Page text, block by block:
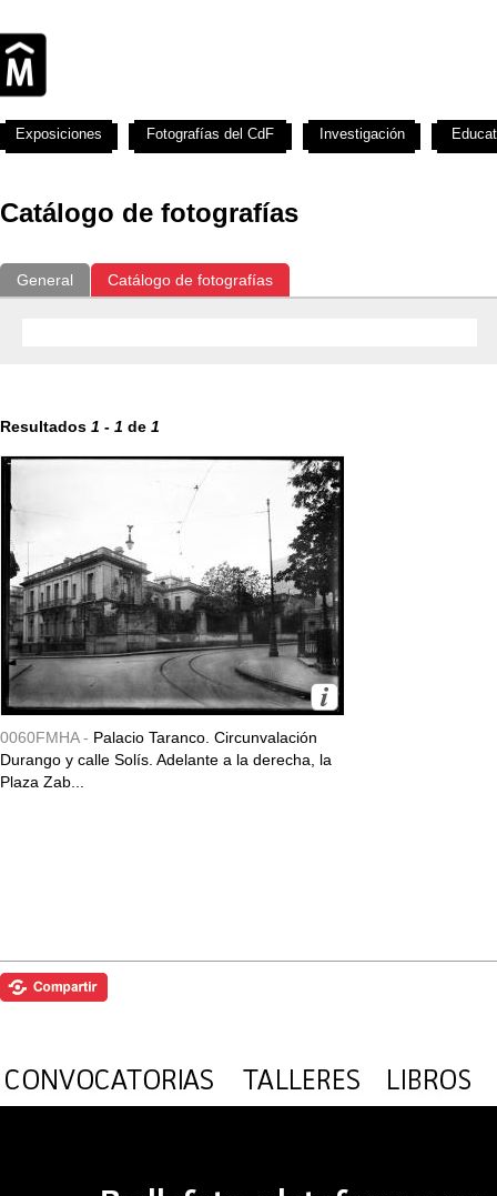
Catálogo de fotografías
General Catálogo de fotografías
Resultados 1 - 1 de 1
0060FMHA - Palacio Taranco. Circunvalación
Durango y calle Solís. Adelante a la derecha, la
Plaza Zab...
Exposiciones Fotografías del CdF Investigación